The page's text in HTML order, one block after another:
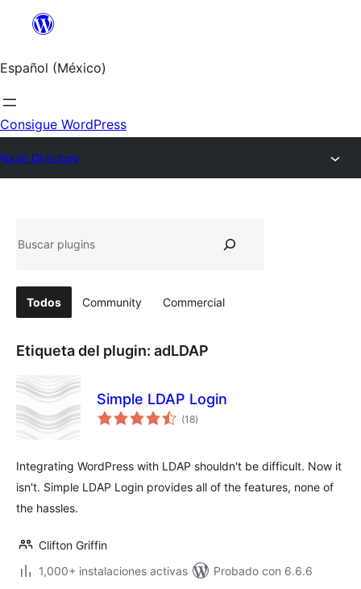
contenido
Español (México)
Consigue WordPress
Directory
Todos Community Commercial
Etiqueta del plugin: adLDAP
Simple LDAP Login
(18total
de
)
Integrating WordPress with LDAP shouldn't be difficult. Now it
isn't. Simple LDAP Login provides all of the features, none of
the hassles.
Clifton Griffin
1,000+ instalaciones activas
Probado con 6.6.6